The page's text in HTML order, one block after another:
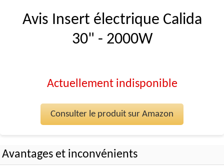
Avis Insert électrique Calida
30" - 2000W
Actuellement indisponible
Consulter le produit sur Amazon
Avantages et inconvénients